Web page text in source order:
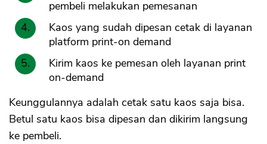
pembeli melakukan pemesanan
Kaos yang sudah dipesan cetak di layanan
platform print-on demand
Kirim kaos ke pemesan oleh layanan print
on-demand
Keunggulannya adalah cetak satu kaos saja bisa.
Betul satu kaos bisa dipesan dan dikirim langsung
ke pembeli.